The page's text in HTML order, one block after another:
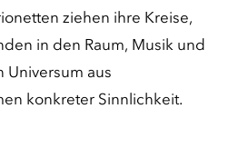
ziehen ihre Kreise,
in den Raum, Musik und
Universum aus
konkreter Sinnlichkeit.